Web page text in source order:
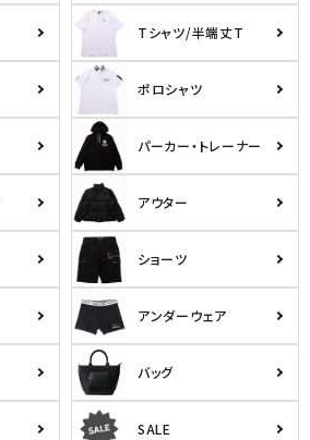
Tシャツ/半端丈T
ポロシャツ
パーカー・トレーナー
アウター
ショーツ
アンダーウェア
バッグ
SALE